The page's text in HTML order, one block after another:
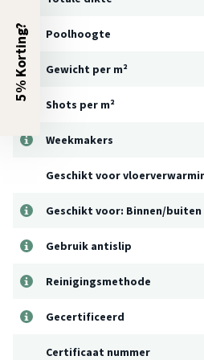
Poolhoogte
Gewicht per m²
Shots per m²
Weekmakers
Geschikt voor
Geschikt voor: Binnen/buiten
Gebruik antislip
Reinigingsmethode
Gecertificeerd
Certificaat nummer
5% Korting?